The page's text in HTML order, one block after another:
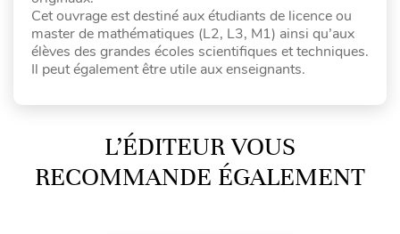
Cet ouvrage est destiné aux étudiants de licence ou
master de mathématiques (L2, L3, M1) ainsi qu’aux
élèves des grandes écoles scientifiques et techniques.
Il peut également être utile aux enseignants.
L’ÉDITEUR VOUS
RECOMMANDE ÉGALEMENT